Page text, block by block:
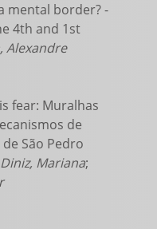
mental border? -
4th and 1st
Alexandre
fear: Muralhas
de
São Pedro
Diniz, Mariana;